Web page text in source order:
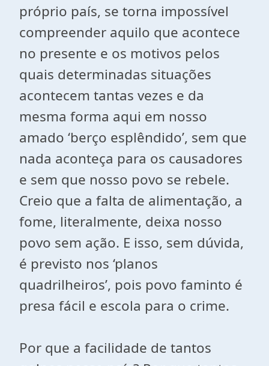
próprio país, se torna impossível
compreender aquilo que acontece
no presente e os motivos pelos
quais determinadas situações
acontecem tantas vezes e da
mesma forma aqui em nosso
amado ‘berço esplêndido’, sem que
nada aconteça para os causadores
e sem que nosso povo se rebele.
Creio que a falta de alimentação, a
fome, literalmente, deixa nosso
povo sem ação. E isso, sem dúvida,
é previsto nos ‘planos
quadrilheiros’, pois povo faminto é
presa fácil e escola para o crime.
Por que a facilidade de tantos